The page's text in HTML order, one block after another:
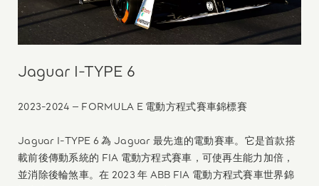
Jaguar I-TYPE 6
2023-2024 – FORMULA E 電動方程式賽車錦標賽
Jaguar I-TYPE 6 為 Jaguar 最先進的電動賽車。它是首款搭
載前後傳動系統的 FIA 電動方程式賽車，可使再生能力加倍，
並消除後輪煞車。在 2023 年 ABB FIA 電動方程式賽車世界錦